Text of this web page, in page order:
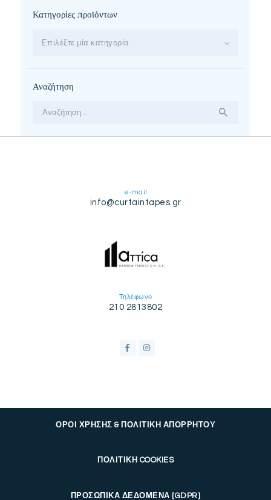
Κατηγορίες προϊόντων
Επιλέξτε μία κατηγορία
Αναζήτηση
e-mail
info@curtaintapes.gr
Τηλέφωνο
210 2813802
ΟΡΟΙ ΧΡΗΣΗΣ & ΠΟΛΙΤΙΚΗ ΑΠΟΡΡΗΤΟΥ
ΠΟΛΙΤΙΚΗ COOKIES
ΠΡΟΣΩΠΙΚΑ ΔΕΔΟΜΕΝΑ [GDPR]